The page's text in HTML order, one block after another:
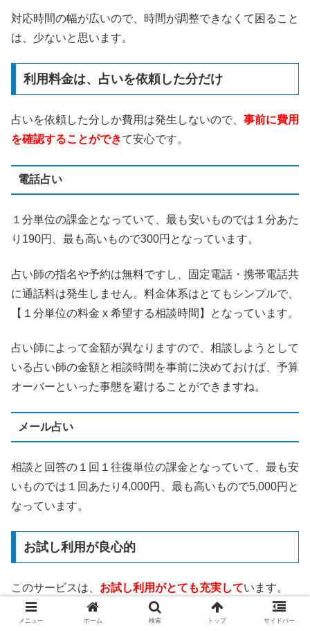
対応時間の幅が広いので、時間が調整できなくて困ること
は、少ないと思います。
利用料金は、占いを依頼した分だけ
占いを依頼した分しか費用は発生しないので、 事前に費用
を確認することができて安心です。
電話占い
１分単位の課金となっていて、最も安いものでは１分あた
り190円、最も高いもので300円となっています。
占い師の指名や予約は無料ですし、固定電話・携帯電話共
に通話料は発生しません。料金体系はとてもシンプルで、
【１分単位の料金 x 希望する相談時間】となっています。
占い師によって金額が異なりますので、相談しようとして
いる占い師の金額と相談時間を事前に決めておけば、予算
オーバーといった事態を避けることができますね。
メール占い
相談と回答の１回１往復単位の課金となっていて、最も安
いものでは１回あたり4,000円、最も高いもので5,000円と
なっています。
お試し利用が良心的
このサービスは、 お試し利用がとても充実しています。
メニュー ホーム 検索 トップ サイドバー